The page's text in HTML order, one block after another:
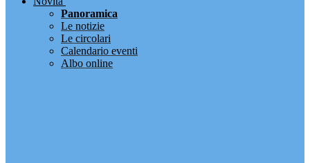
Panoramica
Le notizie
Le circolari
Calendario eventi
Albo online